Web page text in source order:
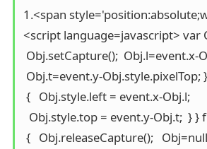
1.<span
<script language=javascript>
Obj.setCapture();  Obj.l=event.x-
Obj.t=event.y-
{   Obj.style.left = event.x-Obj.l;
Obj.style.top = event.y-Obj.t;  }
{   Obj.releaseCapture();